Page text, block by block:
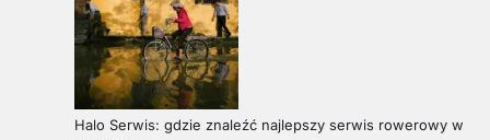
Halo Serwis: gdzie znaleźć najlepszy serwis rowerowy w